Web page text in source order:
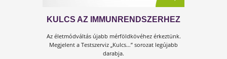
VARÁZSSZÓ
Napjaink egyik kedvenc szava a menedzsment. De
is jelent? Menedzselni annyit tesz, mint...